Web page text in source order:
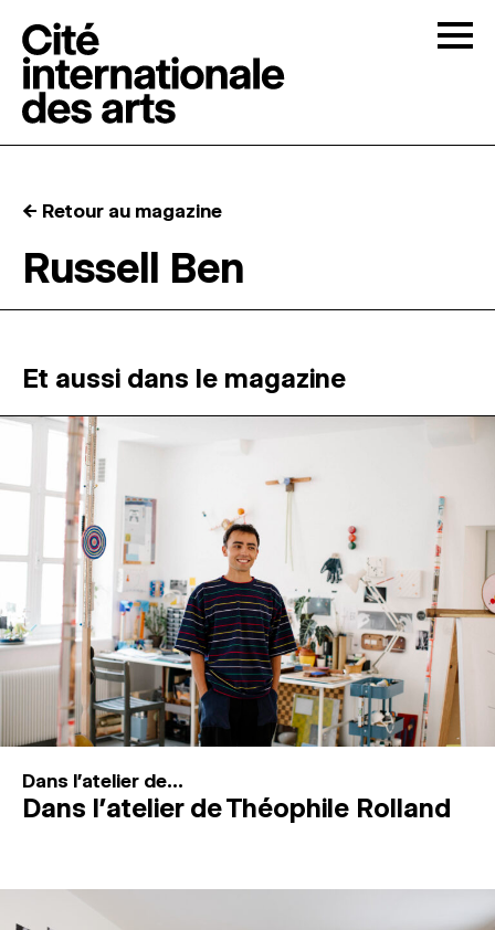
RÉSIDENCES ↓
ATELIERS OUVERTS
PROGRAMMATION
MAGAZINE
ESPACES DE PRATIQUE ARTISTIQUE ↓
Recherche
Connexion
← Retour au magazine
Russell Ben
Et aussi dans le magazine
Dans l'atelier de...
Dans l’atelier de Théophile Rolland